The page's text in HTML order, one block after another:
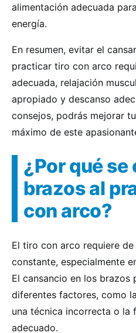
alimentación adecuada
energía.
En resumen, evitar el
practicar tiro con arco
adecuada, relajación
apropiado y descanso
consejos, podrás mejorar
máximo de este
¿Por qué
brazos al
con arco?
El tiro con arco requiere
constante, especialmente
El cansancio en los brazos
diferentes factores, como
una técnica incorrecta o la
adecuado.